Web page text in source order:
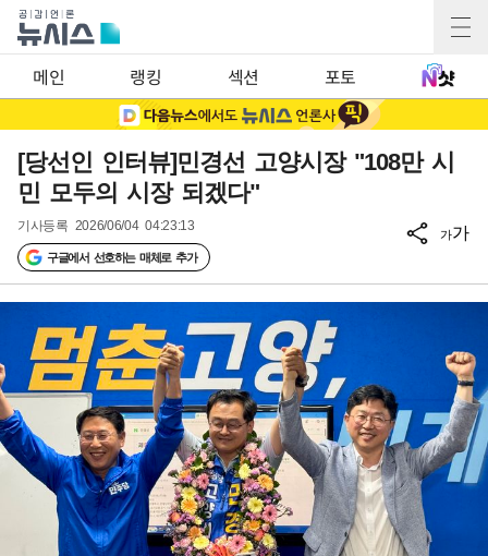
메인 랭킹 섹션 포토
[당선인 인터뷰]민경선 고양시장 "108만 시
민 모두의 시장 되겠다"
기사등록 2026/06/04 04:23:13
구글에서 선호하는 매체로 추가
가가